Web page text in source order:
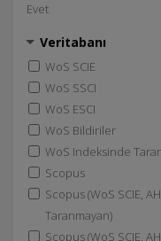
Evet
Veritabanı
WoS SCIE
WoS SSCI
WoS ESCI
WoS Bildiriler
WoS Indeksinde
Scopus
Scopus (WoS SCIE,
Taranmayan)
Scopus (WoS SCIE,